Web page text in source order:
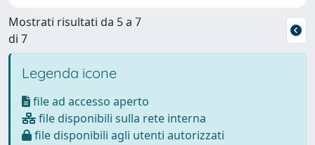
Mostrati risultati da 5 a 7
di 7
Legenda icone
file ad accesso aperto
file disponibili sulla rete interna
file disponibili agli utenti autorizzati